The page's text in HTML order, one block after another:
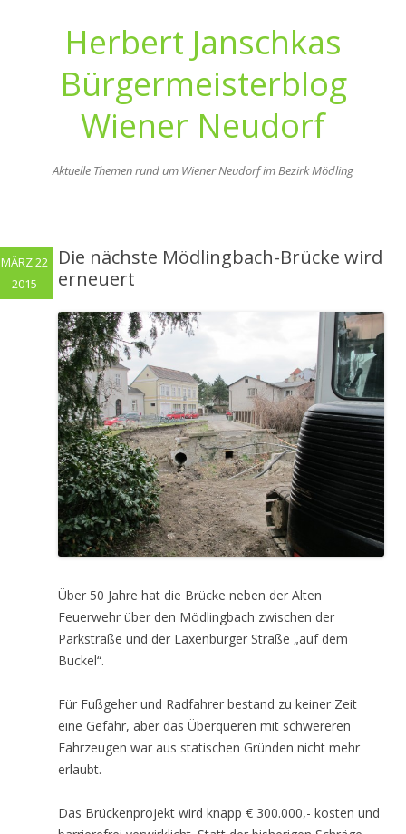
Herbert Janschkas
Bürgermeisterblog
Wiener Neudorf
Aktuelle Themen rund um Wiener Neudorf im Bezirk Mödling
Die nächste Mödlingbach-Brücke wird
erneuert
Über 50 Jahre hat die Brücke neben der Alten
Feuerwehr über den Mödlingbach zwischen der
Parkstraße und der Laxenburger Straße „auf dem
Buckel“.
Für Fußgeher und Radfahrer bestand zu keiner Zeit
eine Gefahr, aber das Überqueren mit schwereren
Fahrzeugen war aus statischen Gründen nicht mehr
erlaubt.
Das Brückenprojekt wird knapp € 300.000,- kosten und
MÄRZ 22
2015